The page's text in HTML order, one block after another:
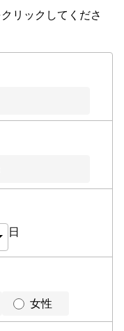
リックしてくださ
日
女性